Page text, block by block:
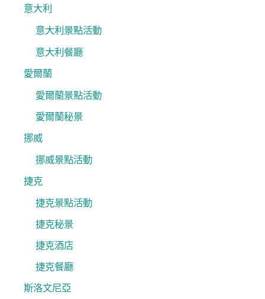
意大利
意大利景點活動
意大利餐廳
愛爾蘭
愛爾蘭景點活動
愛爾蘭秘景
挪威
挪威景點活動
捷克
捷克景點活動
捷克秘景
捷克酒店
捷克餐廳
斯洛文尼亞